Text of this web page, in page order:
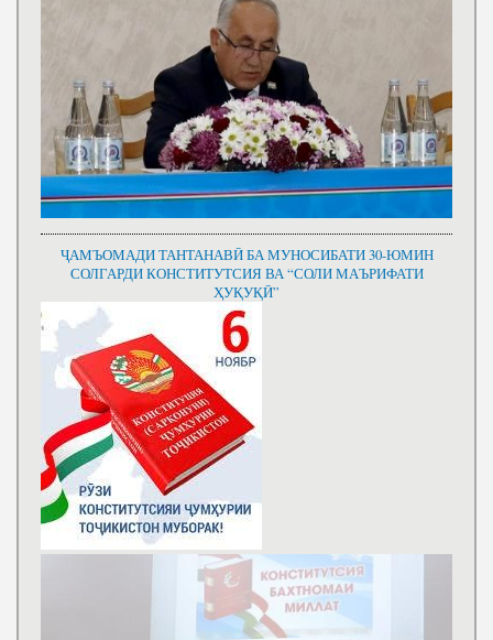
ҶАМЪОМАДИ ТАНТАНАВӢ БА МУНОСИБАТИ 30-ЮМИН
СОЛГАРДИ КОНСТИТУТСИЯ ВА “СОЛИ МАЪРИФАТИ
ҲУҚУҚӢ”